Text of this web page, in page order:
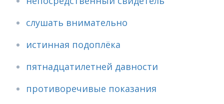
слушать внимательно
истинная подоплёка
пятнадцатилетней давности
противоречивые показания